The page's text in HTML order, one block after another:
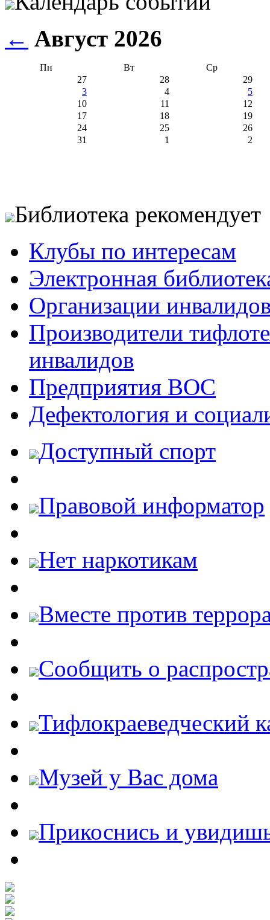
← Август 2026
Пн Вт
Ср
27
28
29
3
4
5
10
11
12
17
18
19
24
25
26
31
1 2
Библиотека рекомендует
Клубы по интересам
Электронная
Организации
Производители
инвалидов
Предприятия ВОС
Дефектология и
Доступный спорт
Правовой информатор
Нет наркотикам
Вместе против
Cообщить о
Тифлокраеведческий
Музей у Вас дома
Прикоснись и